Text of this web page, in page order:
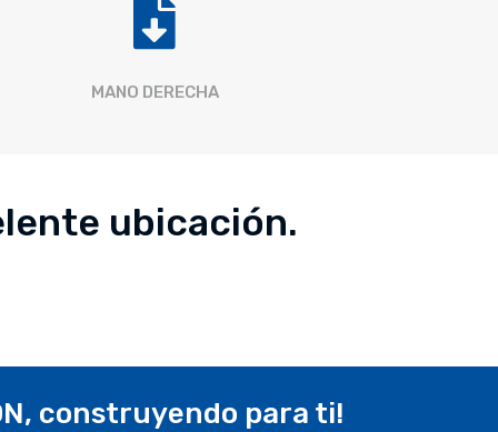

MANO DERECHA
ubicación.
construyendo para ti!